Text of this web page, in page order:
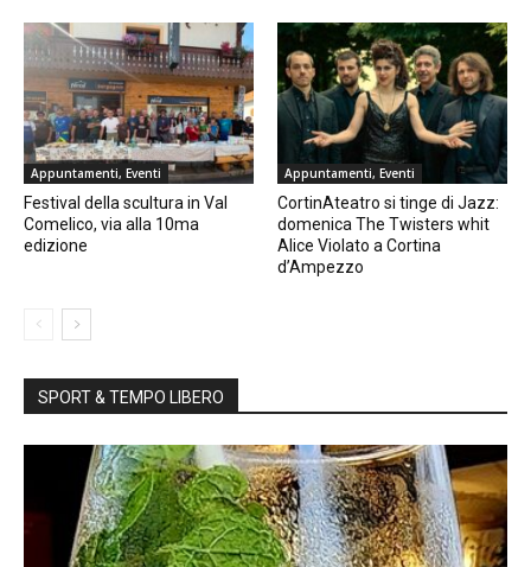
Appuntamenti, Eventi
Festival della scultura in Val
Comelico, via alla 10ma
edizione
Appuntamenti, Eventi
CortinAteatro si tinge di Jazz:
domenica The Twisters whit
Alice Violato a Cortina
d’Ampezzo
SPORT & TEMPO LIBERO